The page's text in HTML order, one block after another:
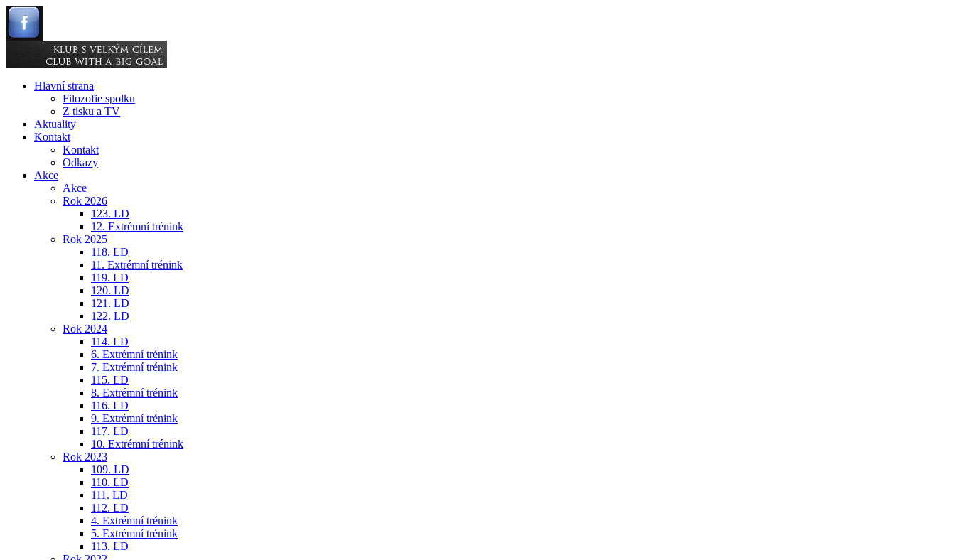
Hlavní strana
Filozofie spolku
Z tisku a TV
Aktuality
Kontakt
Kontakt
Odkazy
Akce
Akce
Rok 2026
123. LD
12. Extrémní trénink
Rok 2025
118. LD
11. Extrémní trénink
119. LD
120. LD
121. LD
122. LD
Rok 2024
114. LD
6. Extrémní trénink
7. Extrémní trénink
115. LD
8. Extrémní trénink
116. LD
9. Extrémní trénink
117. LD
10. Extrémní trénink
Rok 2023
109. LD
110. LD
111. LD
112. LD
4. Extrémní trénink
5. Extrémní trénink
113. LD